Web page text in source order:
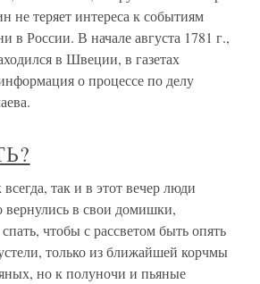
не теряет интереса к событиям
в России. В начале августа 1781 г.,
в Швеции, в газетах
о процессе по делу
так и в этот вечер люди
вернулись в свои домишки,
чтобы с рассветом быть опять
только из ближайшей корчмы
но к полуночи и пьяные